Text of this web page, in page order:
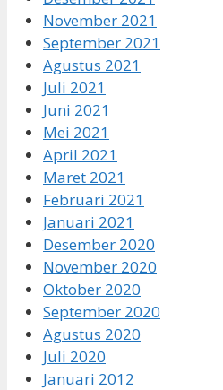
November 2021
September 2021
Agustus 2021
Juli 2021
Juni 2021
Mei 2021
April 2021
Maret 2021
Februari 2021
Januari 2021
Desember 2020
November 2020
Oktober 2020
September 2020
Agustus 2020
Juli 2020
Januari 2012